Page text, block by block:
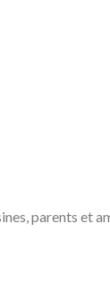
parents et